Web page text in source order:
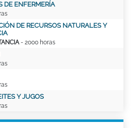
DE ENFERMERÍA
DE RECURSOS NATURALES Y
- 2000 horas
Y JUGOS